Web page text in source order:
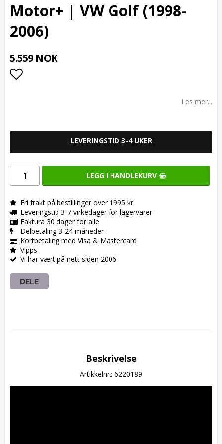
Motor+ | VW Golf (1998-
2006)
5.559 NOK
Les mer...
LEVERINGSTID 3-4 UKER
LEGG I HANDLEKURV
Fri frakt på bestillinger over 1995 kr
Leveringstid 3-7 virkedager for lagervarer
Faktura 30 dager for alle
Delbetaling 3-24 måneder
Kortbetaling med Visa & Mastercard
Vipps
Vi har vært på nett siden 2006
DELE
Beskrivelse
Artikkelnr.: 6220189